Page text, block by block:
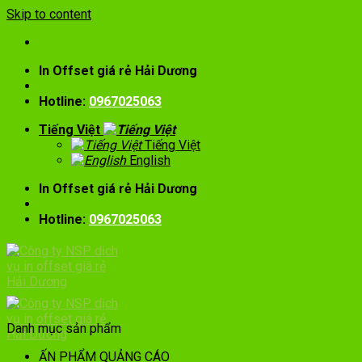
Skip to content
In Offset giá rẻ Hải Dương
Hotline: 0967025063
Tiếng Việt
Tiếng Việt
English
In Offset giá rẻ Hải Dương
Hotline: 0967025063
Danh mục sản phẩm
ẤN PHẨM QUẢNG CÁO